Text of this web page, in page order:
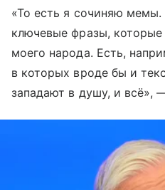
«То есть я сочиняю
ключевые фразы,
моего народа. Есть,
в которых вроде бы и
западают в душу, и всё»,